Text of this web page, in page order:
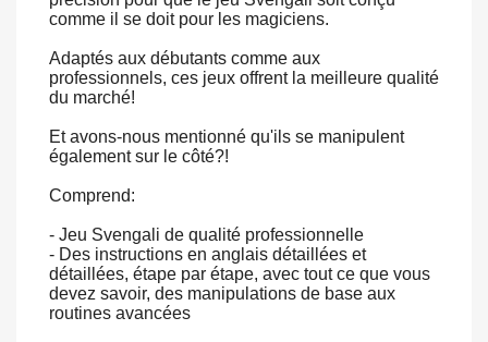
comme il se doit pour les magiciens.
Adaptés aux débutants comme aux
professionnels, ces jeux offrent la meilleure qualité
du marché!
Et avons-nous mentionné qu'ils se manipulent
également sur le côté?!
Comprend:
- Jeu Svengali de qualité professionnelle
- Des instructions en anglais détaillées et
détaillées, étape par étape, avec tout ce que vous
devez savoir, des manipulations de base aux
routines avancées